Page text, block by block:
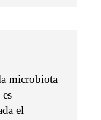
microbiota
el